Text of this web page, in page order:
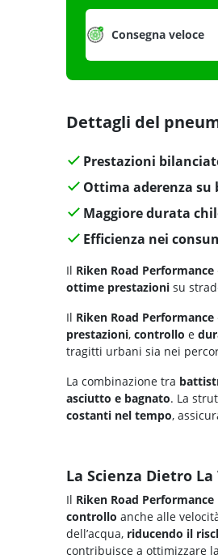
Consegna veloce
Dettagli del
Prestazioni
Ottima aderenza su
Maggiore durata
Efficienza nei
Il Riken Road Performance
ottime prestazioni su
Il Riken Road Performance
prestazioni, controllo e
tragitti urbani sia nei
La combinazione tra
asciutto e bagnato. La
costanti nel tempo,
La Scienza Dietro
Il Riken Road Performance
controllo anche alle
dell’acqua, riducendo il
contribuisce a ottimizzare la